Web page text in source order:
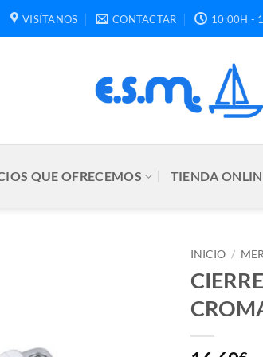
VISÍTANOS CONTACTAR 10:00H -
QUE OFRECEMOS TIENDA
INICIO /